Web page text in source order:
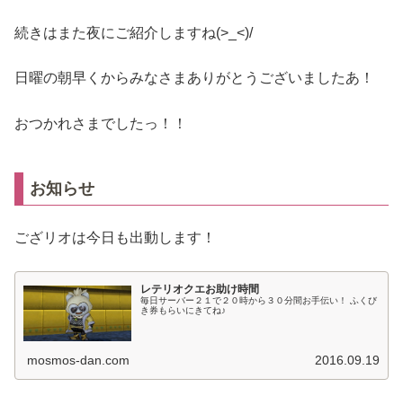
続きはまた夜にご紹介しますね(>_<)/
日曜の朝早くからみなさまありがとうございましたあ！
おつかれさまでしたっ！！
お知らせ
ござリオは今日も出動します！
レテリオクエお助け時間
毎日サーバー２１で２０時から３０分間お手伝い！ ふくび
き券もらいにきてね♪
mosmos-dan.com 2016.09.19